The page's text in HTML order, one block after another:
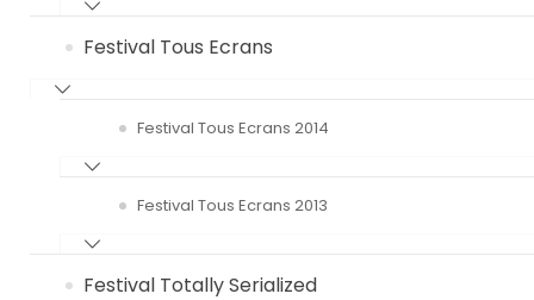
Festival Tous Ecrans
Festival Tous Ecrans 2014
Festival Tous Ecrans 2013
Festival Totally Serialized